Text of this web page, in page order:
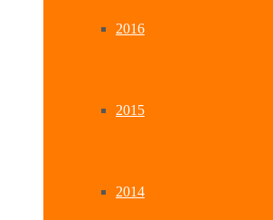
2016
2015
2014